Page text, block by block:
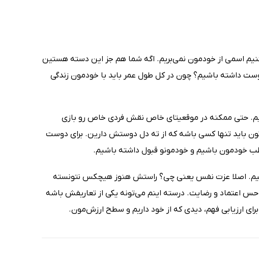
اسمی از خودمون نمی‌بریم. اگه شما هم جز این دسته هستین
داشته باشیم؟ چون در کل طول عمر باید با خودمون زندگی
حتی ممکنه در موقعیتای خاص نقش فردی خاص رو بازی
باید تنها کسی باشه که از ته دل دوستش دارین. برای دوست
خودمون باشیم و خودمونو قبول داشته باشیم.
اصلا عزت نفس یعنی چی؟ راستش هنوز هیچکس نتونسته
و رضایت. درسته اینم می‌تونه یکی از تعاریفش باشه
ارزیابی فهم، دیدی که از خود داریم و سطح ارزش‌مون.